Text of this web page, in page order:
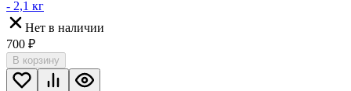
- 2,1 кг
Нет в наличии
700 ₽
В корзину